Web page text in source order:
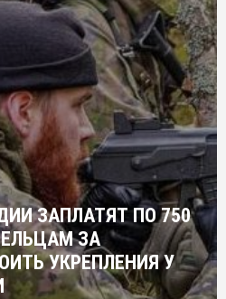
ЗАПЛАТЯТ ПО 750
ЗА
УКРЕПЛЕНИЯ У